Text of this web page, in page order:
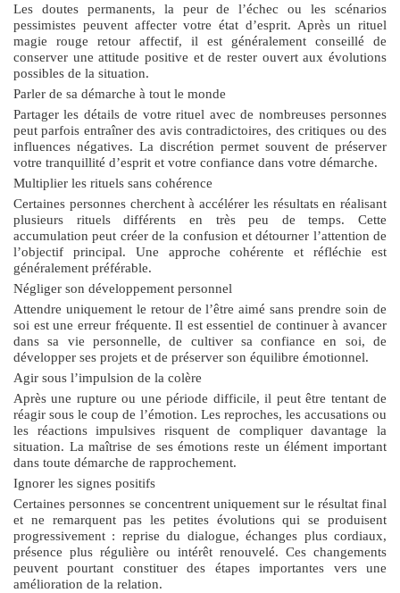
Les doutes permanents, la peur de l’échec ou les scénarios
pessimistes peuvent affecter votre état d’esprit. Après un rituel
magie rouge retour affectif, il est généralement conseillé de
conserver une attitude positive et de rester ouvert aux évolutions
possibles de la situation.
Parler de sa démarche à tout le monde
Partager les détails de votre rituel avec de nombreuses personnes
peut parfois entraîner des avis contradictoires, des critiques ou des
influences négatives. La discrétion permet souvent de préserver
votre tranquillité d’esprit et votre confiance dans votre démarche.
Multiplier les rituels sans cohérence
Certaines personnes cherchent à accélérer les résultats en réalisant
plusieurs rituels différents en très peu de temps. Cette
accumulation peut créer de la confusion et détourner l’attention de
l’objectif principal. Une approche cohérente et réfléchie est
généralement préférable.
Négliger son développement personnel
Attendre uniquement le retour de l’être aimé sans prendre soin de
soi est une erreur fréquente. Il est essentiel de continuer à avancer
dans sa vie personnelle, de cultiver sa confiance en soi, de
développer ses projets et de préserver son équilibre émotionnel.
Agir sous l’impulsion de la colère
Après une rupture ou une période difficile, il peut être tentant de
réagir sous le coup de l’émotion. Les reproches, les accusations ou
les réactions impulsives risquent de compliquer davantage la
situation. La maîtrise de ses émotions reste un élément important
dans toute démarche de rapprochement.
Ignorer les signes positifs
Certaines personnes se concentrent uniquement sur le résultat final
et ne remarquent pas les petites évolutions qui se produisent
progressivement : reprise du dialogue, échanges plus cordiaux,
présence plus régulière ou intérêt renouvelé. Ces changements
peuvent pourtant constituer des étapes importantes vers une
amélioration de la relation.